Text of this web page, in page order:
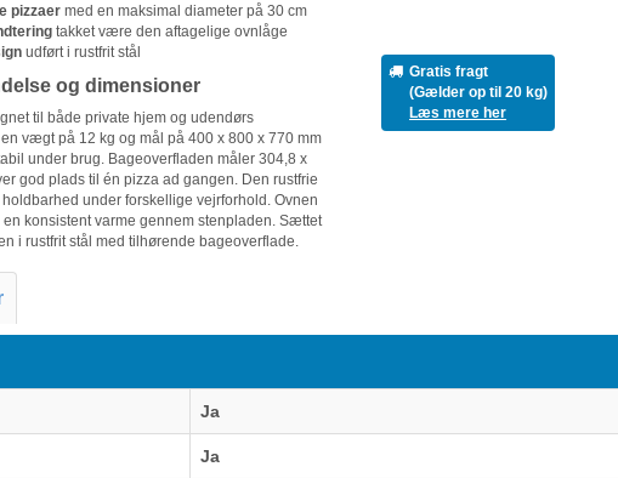
pizzaermed en maksimal diameter på 30 cm
takket være den aftagelige ovnlåge
udført i rustfrit stål
og dimensioner
til både private hjem og udendørs
vægt på 12 kg og mål på 400 x 800 x 770 mm
under brug. Bageoverfladen måler 304,8 x
god plads til én pizza ad gangen. Den rustfrie
under forskellige vejrforhold. Ovnen
konsistent varme gennem stenpladen. Sættet
i rustfrit stål med tilhørende bageoverflade.
Gratis fragt
(Gælder op til 20 kg)
Læs mere her
Ja
Ja